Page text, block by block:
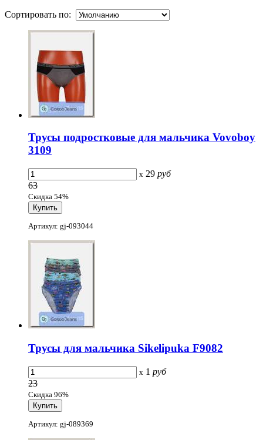
Сортировать по:
Трусы подростковые для мальчика Vovoboy
3109
x 29 руб
63
Скидка 54%
Артикул: gj-093044
Трусы для мальчика Sikelipuka F9082
x 1 руб
23
Скидка 96%
Артикул: gj-089369